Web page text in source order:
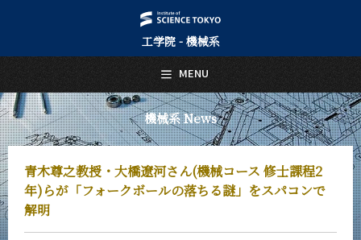
工学院 - 機械系
機械系 News
青木尊之教授・大橋遼河さん(機械コース 修士課程2
年)らが「フォークボールの落ちる謎」をスパコンで
解明
MENU
日本語 English
トップページ
Top Page
機械系について
About Us
教育
Education